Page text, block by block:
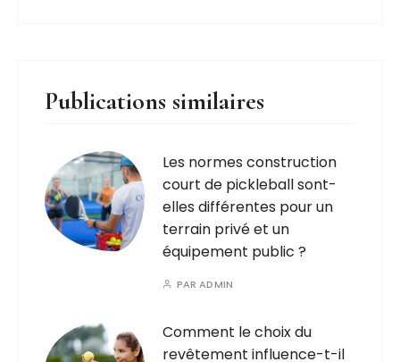
Publications similaires
Les normes construction
court de pickleball sont-
elles différentes pour un
terrain privé et un
équipement public ?
PARADMIN
Comment le choix du
revêtement influence-t-il